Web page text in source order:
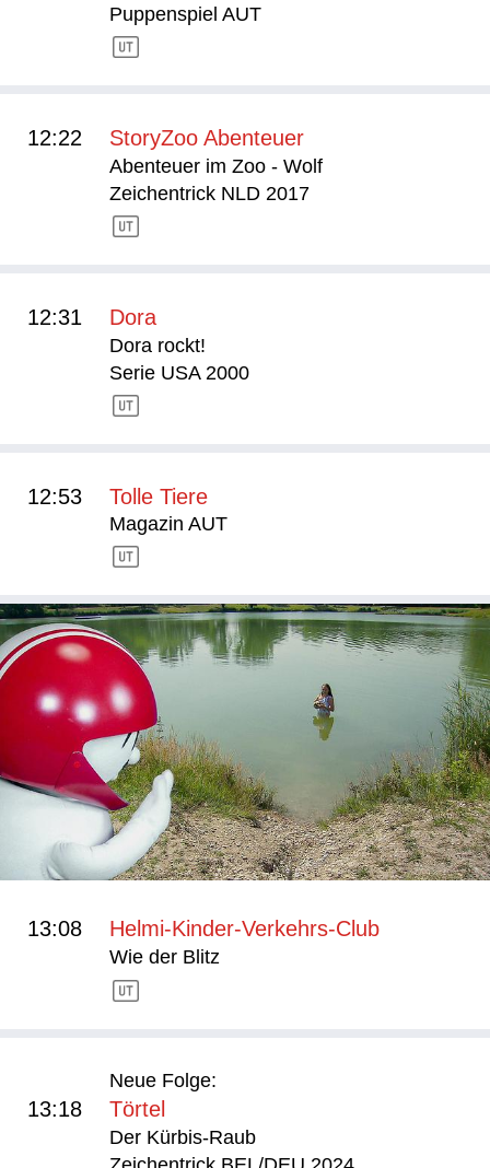
Puppenspiel AUT
12:22 StoryZoo Abenteuer
Abenteuer im Zoo - Wolf
Zeichentrick NLD 2017
12:31 Dora
Dora rockt!
Serie USA 2000
12:53 Tolle Tiere
Magazin AUT
13:08 Helmi-Kinder-Verkehrs-Club
Wie der Blitz
Neue Folge:
13:18 Törtel
Der Kürbis-Raub